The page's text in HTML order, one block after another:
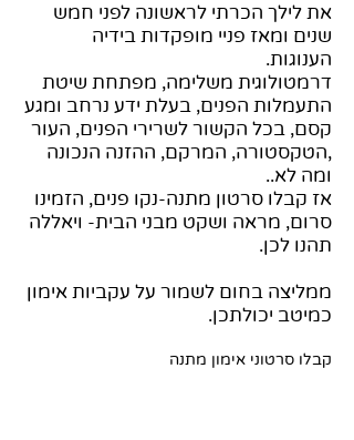
את לילך הכרתי לראשונה לפני חמש
שנים ומאז פניי מופקדות בידיה
הענוגות.
דרמטולוגית משלימה, מפתחת שיטת
התעמלות הפנים, בעלת ידע נרחב ומגע
קסם, בכל הקשור לשרירי הפנים, העור
,הטקסטורה, המרקם, ההזנה הנכונה
ומה לא..
אז קבלו סרטון מתנה-נקו פנים, הזמינו
סרום, מראה ושקט מבני הבית- ויאללה
תהנו לכן.
ממליצה בחום לשמור על עקביות אימון
כמיטב יכולתכן.
קבלו סרטוני אימון מתנה